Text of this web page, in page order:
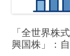
「全世界株
興国株」：